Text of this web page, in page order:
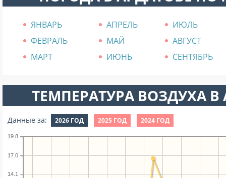
ЯНВАРЬ АПРЕЛЬ
ИЮЛЬ
ФЕВРАЛЬ
МАЙ
АВГУСТ
МАРТ
ИЮНЬ СЕНТЯБРЬ
ТЕМПЕРАТУРА ВОЗДУХА В
Данные за: 2026 ГОД 2025 ГОД 2024 ГОД
14.1
17.0
19.8